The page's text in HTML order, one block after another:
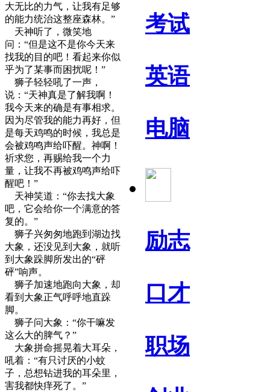
考试
英语
电脑
励志
口才
职场
大无比的力气，让我有足够
的能力统治这整座森林。”
天神听了，微笑地
问：“但是这不是你今天来
找我的目的吧！看起来你似
乎为了某事而困扰呢！”
狮子轻轻吼了一声，
说：“天神真是了解我啊！
我今天来的确是有事相求。
因为尽管我的能力再好，但
是每天鸡鸣的时候，我总是
会被鸡鸣声给吓醒。神啊！
祈求您，再赐给我一个力
量，让我不再被鸡鸣声给吓
醒吧！”
天神笑道：“你去找大象
吧，它会给你一个满意的答
复的。”
狮子兴匆匆地跑到湖边找
大象，还没见到大象，就听
到大象跺脚所发出的“砰
砰”响声。
狮子加速地跑向大象，却
看到大象正气呼呼地直跺
脚。
狮子问大象：“你干嘛发
这么大的脾气？”
大象拼命摇晃着大耳朵，
吼着：“有只讨厌的小蚊
子，总想钻进我的耳朵里，
害我都快痒死了。”